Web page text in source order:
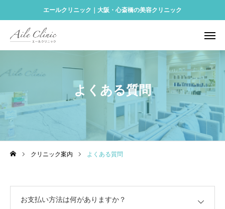
エールクリニック｜大阪・心斎橋の美容クリニック
よくある質問
クリニック案内 よくある質問
お支払い方法は何がありますか？
予約する
アクセス ONLINE SHOP
診療メニュー
再生医療
料金表